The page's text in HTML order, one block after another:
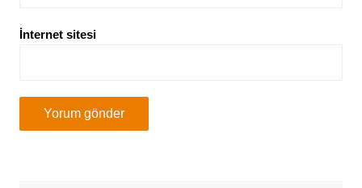
İnternet sitesi